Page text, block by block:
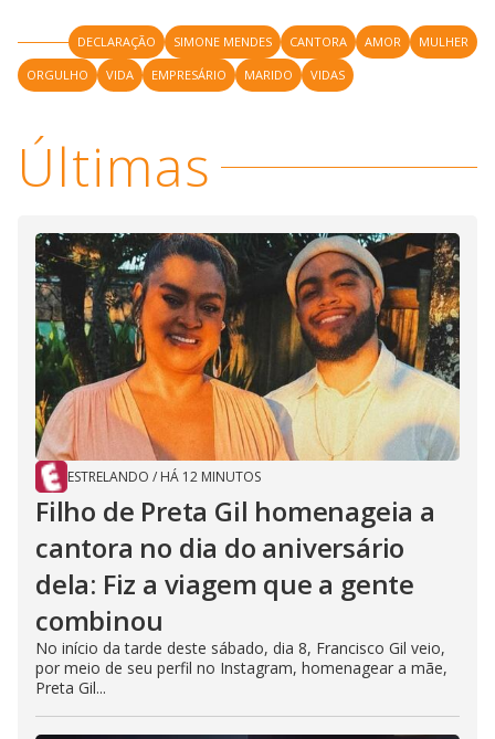
DECLARAÇÃO SIMONE MENDES CANTORA AMOR
MULHER
ORGULHO
VIDA EMPRESÁRIO MARIDO VIDAS
Últimas
ESTRELANDO / HÁ 12 MINUTOS
Filho de Preta Gil homenageia a
cantora no dia do aniversário
dela: Fiz a viagem que a gente
combinou
No início da tarde deste sábado, dia 8, Francisco Gil veio,
por meio de seu perfil no Instagram, homenagear a mãe,
Preta Gil...